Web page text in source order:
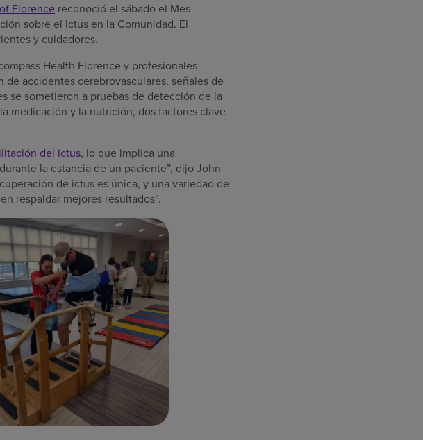
Florence reconoció el sábado el Mes
sobre el Ictus en la Comunidad. El
y cuidadores.
Health Florence y profesionales
accidentes cerebrovasculares, señales de
se sometieron a pruebas de detección de la
medicación y la nutrición, dos factores clave
del ictus, lo que implica una
la estancia de un paciente”, dijo John
de ictus es única, y una variedad de
respaldar mejores resultados”.